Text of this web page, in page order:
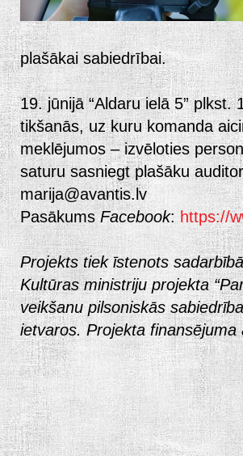
plašākai sabiedrībai.
19. jūnijā “Aldaru ielā 5”
tikšanās, uz kuru komanda
meklējumos – izvēloties
saturu sasniegt plašāku
marija@avantis.lv
PasākumsFacebook: https://
Projekts tiek īstenots
Kultūras ministriju projekta
veikšanu pilsoniskās
ietvaros. Projekta